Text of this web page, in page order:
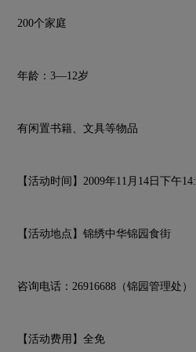
200个家庭
年龄：3―12岁
有闲置书籍、文具等物品
【活动时间】2009年11月14日下午
【活动地点】锦绣中华锦园食街
咨询电话：26916688（锦园管理处）
【活动费用】全免